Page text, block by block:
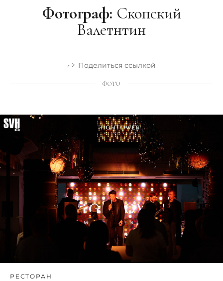
Фотограф: Скопский
Валетнтин
Поделиться ссылкой
ФОТО
РЕСТОРАН